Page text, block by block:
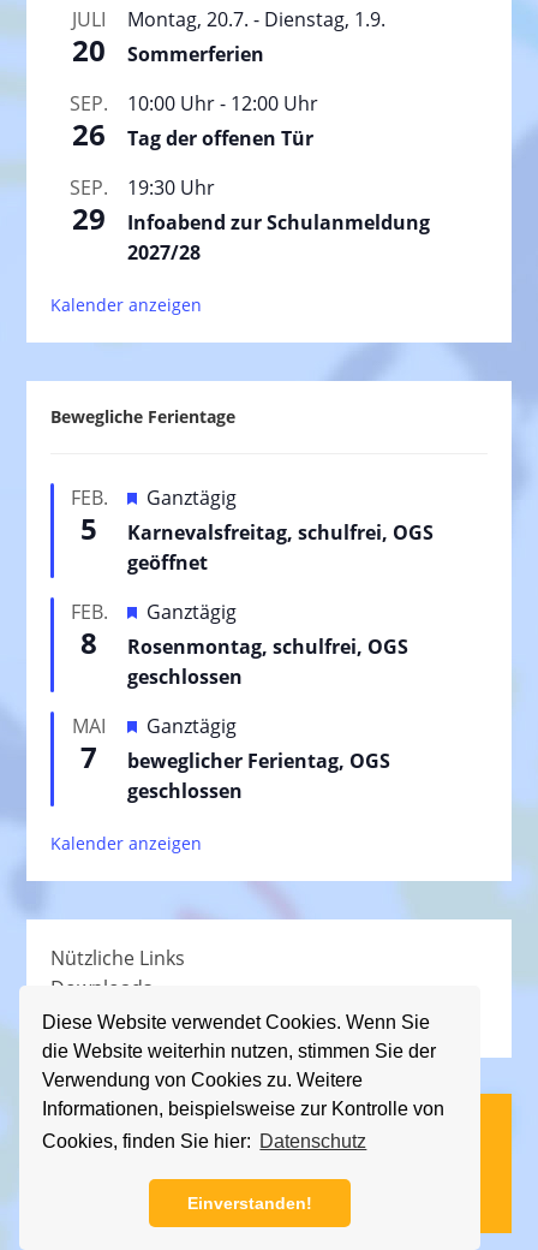
Diese Website verwendet Cookies. Wenn Sie
die Website weiterhin nutzen, stimmen Sie der
Verwendung von Cookies zu. Weitere
Informationen, beispielsweise zur Kontrolle von
Cookies, finden Sie hier: Datenschutz
Einverstanden!
JULI
20
Montag, 20.7. - Dienstag, 1.9.
Sommerferien
SEP.
26
10:00 Uhr- 12:00 Uhr
Tag der offenen Tür
SEP.
29
19:30 Uhr
Infoabend zur Schulanmeldung
2027/28
Kalender anzeigen
Bewegliche Ferientage
FEB.
5
H
e
r
o
r
g
h
o
b
n
Ganztägig
Karnevalsfreitag, schulfrei, OGS
geöffnet
FEB.
8
H
e
r
o
r
g
h
o
n
Ganztägig
Rosenmontag, schulfrei, OGS
geschlossen
MAI
7
H
e
r
o
r
h
o
b
e
n
Ganztägig
beweglicher Ferientag, OGS
geschlossen
Kalender anzeigen
Nützliche Links
Downloads
Schullied
Impressum|Datenschutz